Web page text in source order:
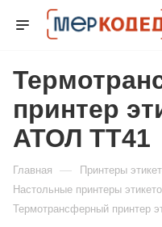
принтер
АТОЛ ТТ41
Главная — Принтеры
Настольные принтеры
Термотрансферный принтер